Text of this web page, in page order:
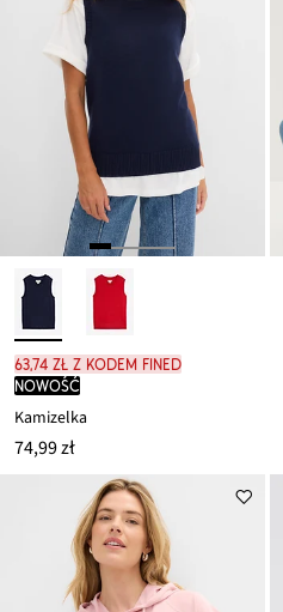
63,74 zł z kodem FINED
nowość
Kamizelka
74,99 zł